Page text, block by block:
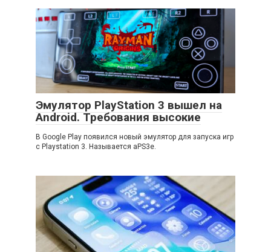
Эмулятор PlayStation 3 вышел на
Android. Требования высокие
В Google Play появился новый эмулятор для запуска игр
с Playstation 3. Называется aPS3e.